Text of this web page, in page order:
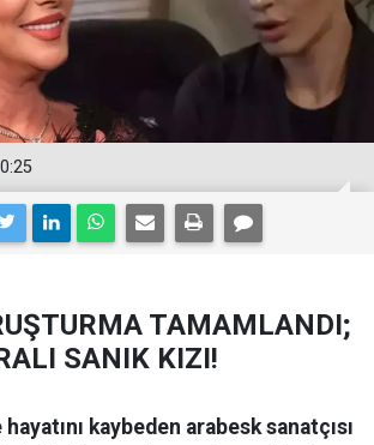
TAMAMLANDI;
SANIK KIZI!
kaybeden arabesk sanatçısı